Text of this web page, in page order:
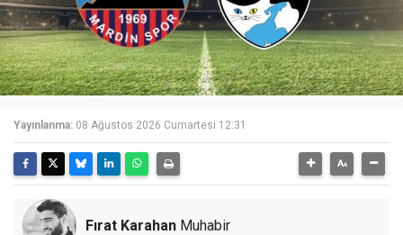
Yayınlanma: 08 Ağustos 2026 Cumartesi 12:31
Fırat Karahan Muhabir